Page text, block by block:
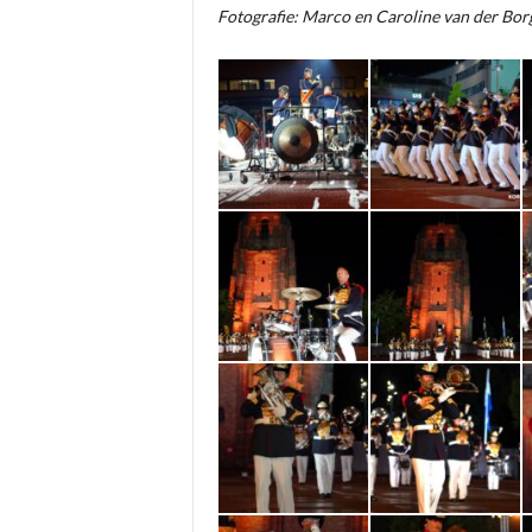
Fotografie: Marco en Caroline van der